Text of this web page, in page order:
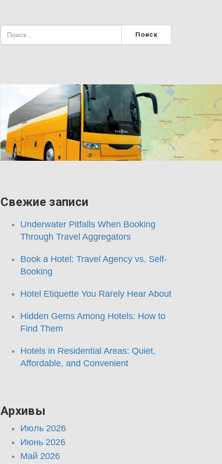
Свежие записи
Underwater Pitfalls When Booking
Through Travel Aggregators
Book a Hotel: Travel Agency vs. Self-
Booking
Hotel Etiquette You Rarely Hear About
Hidden Gems Among Hotels: How to
Find Them
Hotels in Residential Areas: Quiet,
Affordable, and Convenient
Архивы
Июль 2026
Июнь 2026
Май 2026